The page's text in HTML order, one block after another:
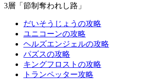
3層「節制奪われし路」
だいそうじょうの攻略
ユニコーンの攻略
ヘルズエンジェルの攻略
パズスの攻略
キングフロストの攻略
トランペッター攻略